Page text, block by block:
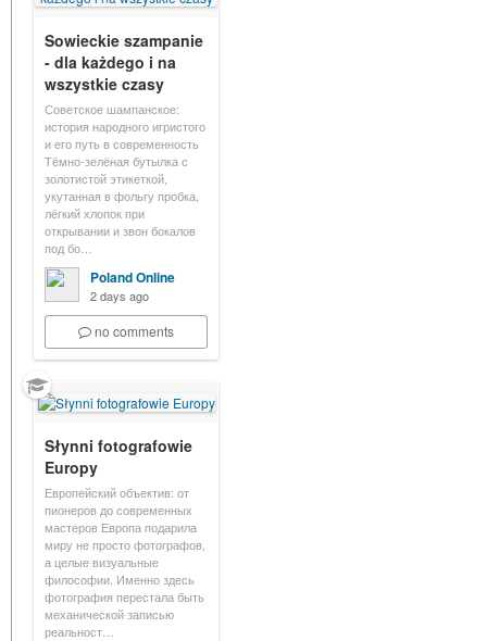
Sowieckie szampanie
- dla każdego i na
wszystkie czasy
Советское шампанское:
история народного игристого
и его путь в современность
Тёмно-зелёная бутылка с
золотистой этикеткой,
укутанная в фольгу пробка,
лёгкий хлопок при
открывании и звон бокалов
под бо…
Poland Online
2 days ago
no comments
Słynni fotografowie
Europy
Европейский объектив: от
пионеров до современных
мастеров Европа подарила
миру не просто фотографов,
а целые визуальные
философии. Именно здесь
фотография перестала быть
механической записью
реальност…